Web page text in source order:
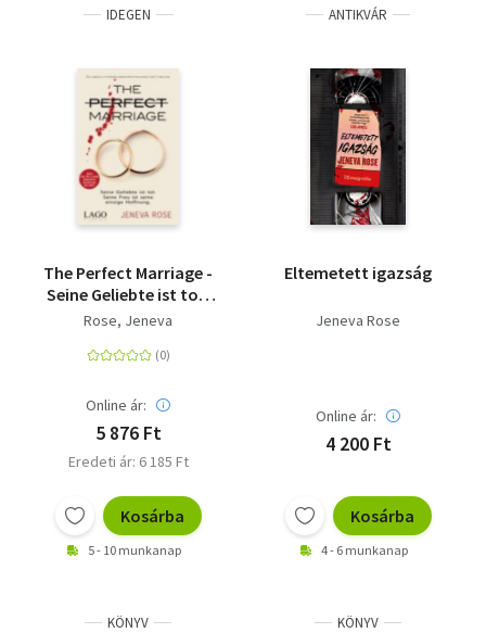
IDEGEN
The Perfect Marriage -
Seine Geliebte ist tot.
Seine Frau ist seine
absolut fesselnder
Thriller
Rose, Jeneva
Online ár:
5 876 Ft
Eredeti ár: 6 185 Ft
Kosárba
5 - 10 munkanap
ANTIKVÁR
Eltemetett igazság
Jeneva Rose
Online ár:
4 200 Ft
Kosárba
4 - 6 munkanap
KÖNYV KÖNYV